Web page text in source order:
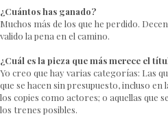
¿Cuántos has ganado?
Muchos más de los que he perdido.
valido la pena en el camino.
¿Cuál es la pieza que más merece el
Yo creo que hay varias categorías: Las
que se hacen sin presupuesto, incluso en
los copies como actores; o aquellas que
los trenes posibles.